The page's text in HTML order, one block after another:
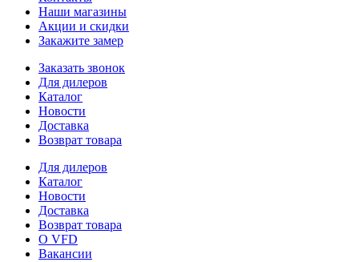
Наши магазины
Акции и скидки
Закажите замер
Заказать звонок
Для дилеров
Каталог
Новости
Доставка
Возврат товара
Для дилеров
Каталог
Новости
Доставка
Возврат товара
О VFD
Вакансии